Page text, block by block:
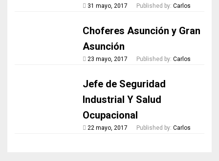
31 mayo, 2017 Published by:Carlos
Choferes Asunción y Gran
Asunción
23 mayo, 2017 Published by:Carlos
Jefe de Seguridad
Industrial Y Salud
Ocupacional
22 mayo, 2017 Published by:Carlos